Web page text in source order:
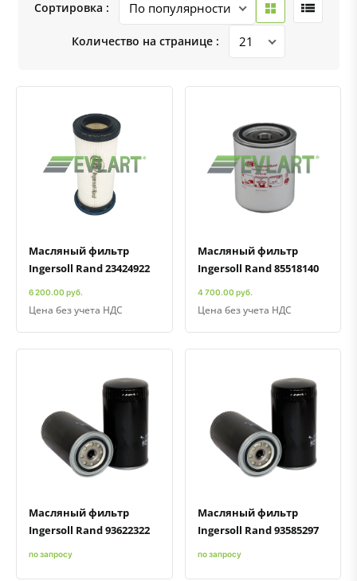
Сортировка :
Количество на странице :
Быстрый просмотр
Масляный фильтр
Ingersoll Rand 23424922
6 200.00 руб.
Цена без учета НДС
Быстрый просмотрДобавить к сравнению
Масляный фильтр
Ingersoll Rand 85518140
4 700.00 руб.
Цена без учета НДС
Быстрый просмотрДобавить к сравнению
Добавить в избранное
Масляный фильтр
Ingersoll Rand 93622322
по запросу
Быстрый просмотрДобавить к сравнению
Добавить в избранное
Масляный фильтр
Ingersoll Rand 93585297
по запросу